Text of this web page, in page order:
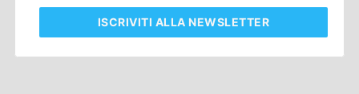
ISCRIVITI ALLA NEWSLETTER